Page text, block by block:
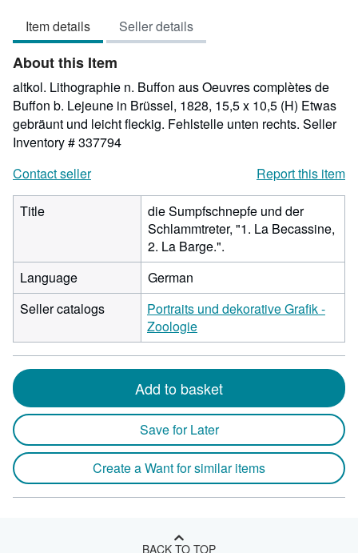
of
5
Item details Seller details
About this Item
altkol. Lithographie n. Buffon aus Oeuvres complètes de
Buffon b. Lejeune in Brüssel, 1828, 15,5 x 10,5 (H) Etwas
gebräunt und leicht fleckig. Fehlstelle unten rechts. Seller
Inventory # 337794
Contact seller
Report this item
Title
die Sumpfschnepfe und der
Schlammtreter, "1. La Becassine,
2. La Barge.".
Language
German
Seller catalogs
Portraits und dekorative Grafik -
Zoologie
Add to basket
Save for Later
Create a Want for similar items
BACK TO TOP